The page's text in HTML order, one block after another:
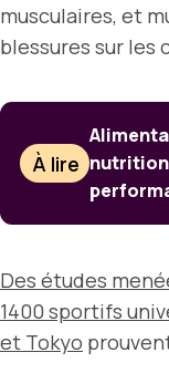
musculaires, et
blessures sur les
À lire
Des études
1400 sportifs
et Tokyo